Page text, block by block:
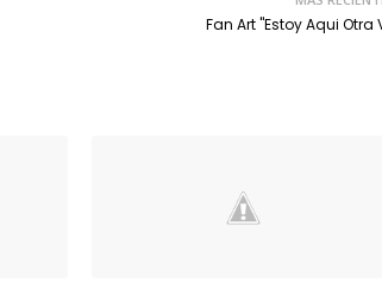
Fan Art "Estoy Aqui Otra